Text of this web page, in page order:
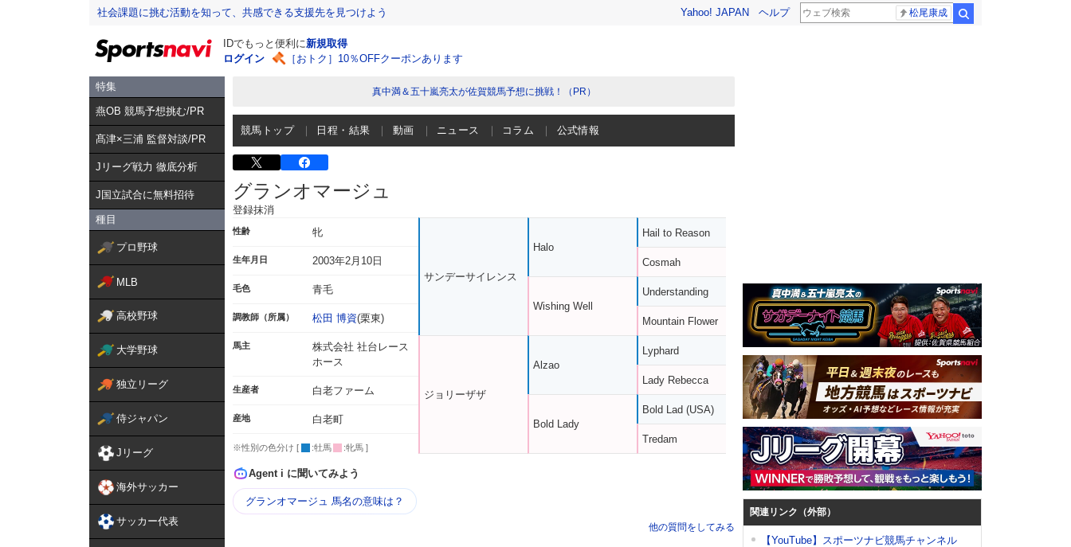
社会課題に挑む活動を知って、共感できる支援先を見つけよう Yahoo! JAPAN ヘルプ 松尾康成
IDでもっと便利に新規取得
ログイン
［おトク］10％OFFクーポンあります
特集
燕OB 競馬予想挑む/PR
髙津×三浦 監督対談/PR
Jリーグ戦力 徹底分析
J国立試合に無料招待
種目
プロ野球
MLB
高校野球
大学野球
独立リーグ
侍ジャパン
Jリーグ
海外サッカー
サッカー代表
真中満＆五十嵐亮太が佐賀競馬予想に挑戦！（PR）
競馬トップ 日程・結果 動画 ニュース コラム 公式情報
グランオマージュ
登録抹消
性齢 牝
生年月日 2003年2月10日
毛色 青毛
調教師（所属） 松田 博資(栗東)
馬主
株式会社 社台レース
ホース
生産者 白老ファーム
産地 白老町
※性別の色分け [ :牡馬 :牝馬 ]
サンデーサイレンス
ジョリーザザ
Halo
Wishing Well
Alzao
Bold Lady
Hail to Reason
Cosmah
Understanding
Mountain Flower
Lyphard
Lady Rebecca
Bold Lad (USA)
Tredam
Agent i に聞いてみよう
グランオマージュ 馬名の意味は？
他の質問をしてみる
関連リンク（外部）
【YouTube】スポーツナビ競馬チャンネル